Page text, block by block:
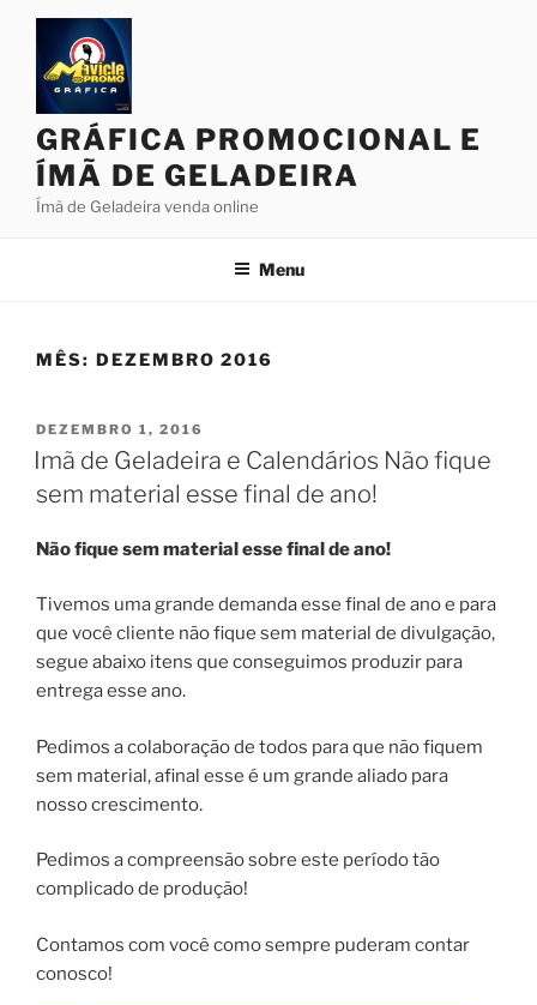
Pular
conteúdo
GRÁFICA PROMOCIONAL E
ÍMÃ DE GELADEIRA
Ímã de Geladeira venda online
Menu
MÊS: DEZEMBRO 2016
PUBLICADO
EM
DEZEMBRO 1, 2016
Imã de Geladeira e Calendários Não fique
sem material esse final de ano!
Não fique sem material esse final de ano!
Tivemos uma grande demanda esse final de ano e para
que você cliente não fique sem material de divulgação,
segue abaixo itens que conseguimos produzir para
entrega esse ano.
Pedimos a colaboração de todos para que não fiquem
sem material, afinal esse é um grande aliado para
nosso crescimento.
Pedimos a compreensão sobre este período tão
complicado de produção!
Contamos com você como sempre puderam contar
conosco!